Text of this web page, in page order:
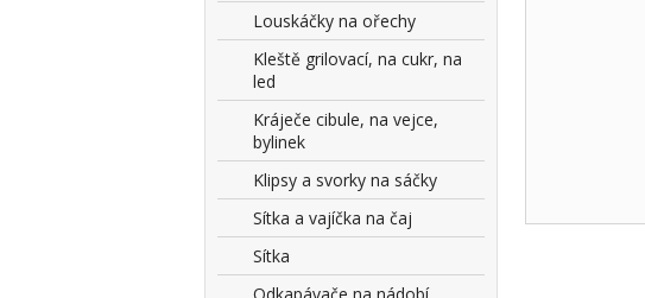
Louskáčky na ořechy
Kleště grilovací, na cukr, na
led
Kráječe cibule, na vejce,
bylinek
Klipsy a svorky na sáčky
Sítka a vajíčka na čaj
Sítka